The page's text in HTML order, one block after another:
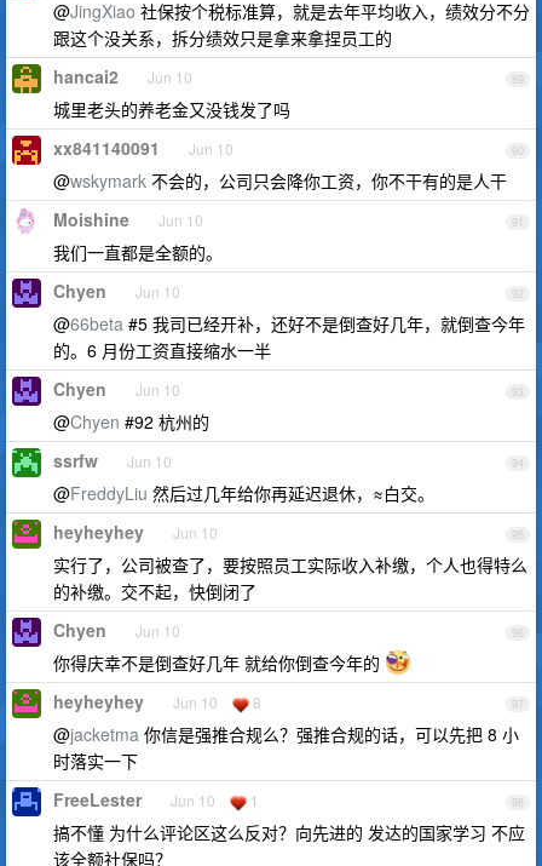
@JingXiao 社保按个税标准算，就是去年平均收入，绩效分不分
跟这个没关系，拆分绩效只是拿来拿捏员工的
89
hancai2 Jun 10
城里老头的养老金又没钱发了吗
90
xx841140091 Jun 10
@wskymark 不会的，公司只会降你工资，你不干有的是人干
91
Moishine Jun 10
我们一直都是全额的。
92
Chyen Jun 10
@66beta #5 我司已经开补，还好不是倒查好几年，就倒查今年
的。6 月份工资直接缩水一半
93
Chyen Jun 10
@Chyen #92 杭州的
94
ssrfw Jun 10
@FreddyLiu 然后过几年给你再延迟退休，≈白交。
95
heyheyhey Jun 10
实行了，公司被查了，要按照员工实际收入补缴，个人也得特么
的补缴。交不起，快倒闭了
96
Chyen Jun 10
你得庆幸不是倒查好几年 就给你倒查今年的
97
heyheyhey Jun 10 8
@jacketma 你信是强推合规么？强推合规的话，可以先把 8 小
时落实一下
98
FreeLester Jun 10 1
搞不懂 为什么评论区这么反对？向先进的 发达的国家学习 不应
该全额社保吗？